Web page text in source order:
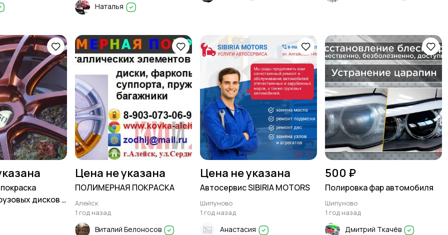
Наталья
дисков в
Цена не указана
ПОЛИМЕРНАЯ ПОКРАСКА
Алейск
1 год назад
Виталий Белоносов
Цена не указана
Автосервис SIBIRIA MOTORS
Шипуново
1 год назад
Анастасия
500 ₽
Полировка фар автомобиля
Шипуново
1 год назад
Дмитрий Ткачёв